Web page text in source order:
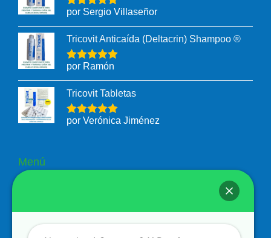
por Sergio Villaseñor
Tricovit Anticaída (Deltacrin) Shampoo ®
por Ramón
Tricovit Tabletas
por Verónica Jiménez
Menú
Tienda